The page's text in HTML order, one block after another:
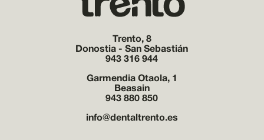
Trento, 8
Donostia - San Sebastián
943 316 944
Garmendia Otaola, 1
Beasain
943 880 850
info@dentaltrento.es